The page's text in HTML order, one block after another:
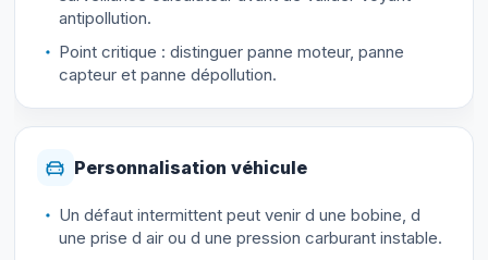
antipollution.
Point critique : distinguer panne moteur, panne
capteur et panne dépollution.
Personnalisation véhicule
Un défaut intermittent peut venir d une bobine, d
une prise d air ou d une pression carburant instable.